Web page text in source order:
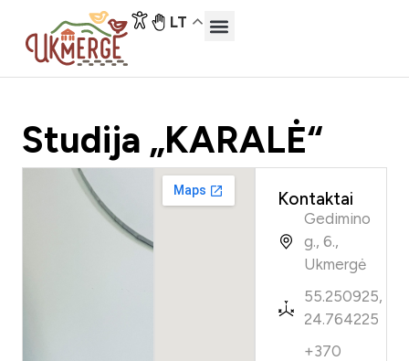
LT
Studija „KARALĖ“
Kontaktai
Gedimino
g., 6.,
Ukmergė
55.250925,
24.764225
+370